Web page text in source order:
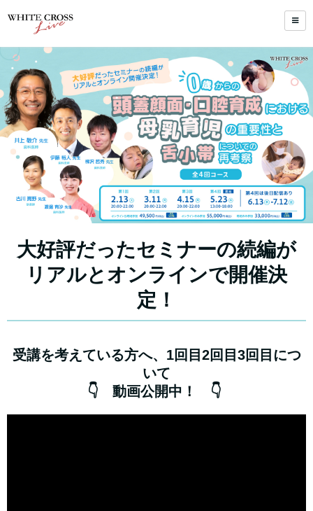
大好評だったセミナーの続編が
リアルとオンラインで開催決
定！
受講を考えている方へ、1回目2回目3回目につ
いて
👇 動画公開中！ 👇